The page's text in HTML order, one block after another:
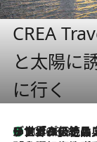
CREA
と太陽に
に行く
2026.8.8
リスボンの絶品スイーツ「パステル・デ・ナタ」とは？ポルトガル伝統の奥深い世界へ